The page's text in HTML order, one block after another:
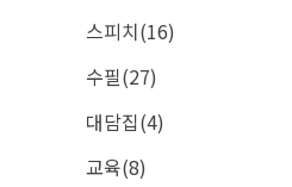
스피치(16)
수필(27)
대담집(4)
교육(8)